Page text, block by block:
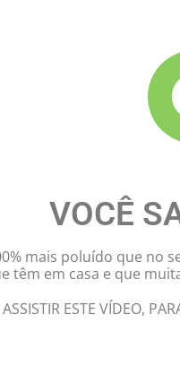
VOCÊ
mais poluído que no
têm em casa e que
ESTE VÍDEO,